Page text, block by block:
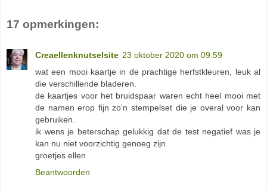
17 opmerkingen:
Creaellenknutselsite 23 oktober 2020 om 09:59
wat een mooi kaartje in de prachtige herfstkleuren, leuk al
die verschillende bladeren.
de kaartjes voor het bruidspaar waren echt heel mooi met
de namen erop fijn zo'n stempelset die je overal voor kan
gebruiken.
ik wens je beterschap gelukkig dat de test negatief was je
kan nu niet voorzichtig genoeg zijn
groetjes ellen
Beantwoorden